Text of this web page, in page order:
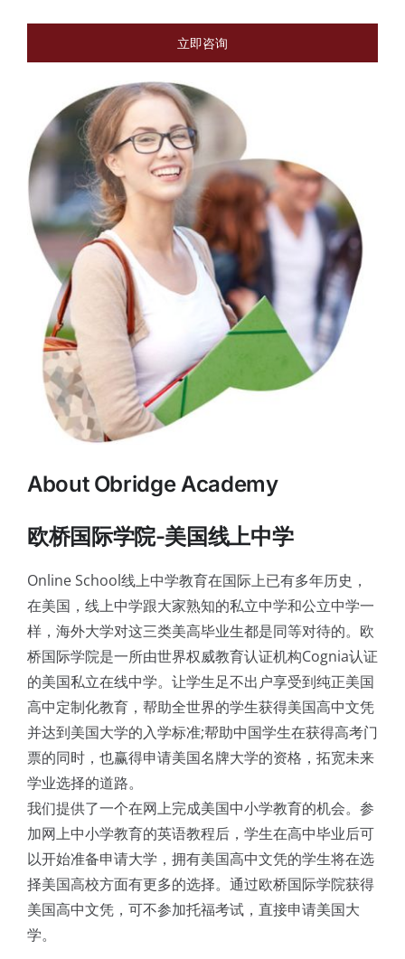
立即咨询
About Obridge Academy
欧桥国际学院-美国线上中学
Online School线上中学教育在国际上已有多年历史，
在美国，线上中学跟大家熟知的私立中学和公立中学一
样，海外大学对这三类美高毕业生都是同等对待的。欧
桥国际学院是一所由世界权威教育认证机构Cognia认证
的美国私立在线中学。让学生足不出户享受到纯正美国
高中定制化教育，帮助全世界的学生获得美国高中文凭
并达到美国大学的入学标准;帮助中国学生在获得高考门
票的同时，也赢得申请美国名牌大学的资格，拓宽未来
学业选择的道路。
我们提供了一个在网上完成美国中小学教育的机会。参
加网上中小学教育的英语教程后，学生在高中毕业后可
以开始准备申请大学，拥有美国高中文凭的学生将在选
择美国高校方面有更多的选择。通过欧桥国际学院获得
美国高中文凭，可不参加托福考试，直接申请美国大
学。